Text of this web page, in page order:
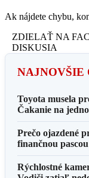
Ak nájdete chybu,
ZDIELAŤ NA
DISKUSIA
NAJNOVŠIE
Toyota musela
Čakanie na
Prečo ojazdené
finančnou
Rýchlostné